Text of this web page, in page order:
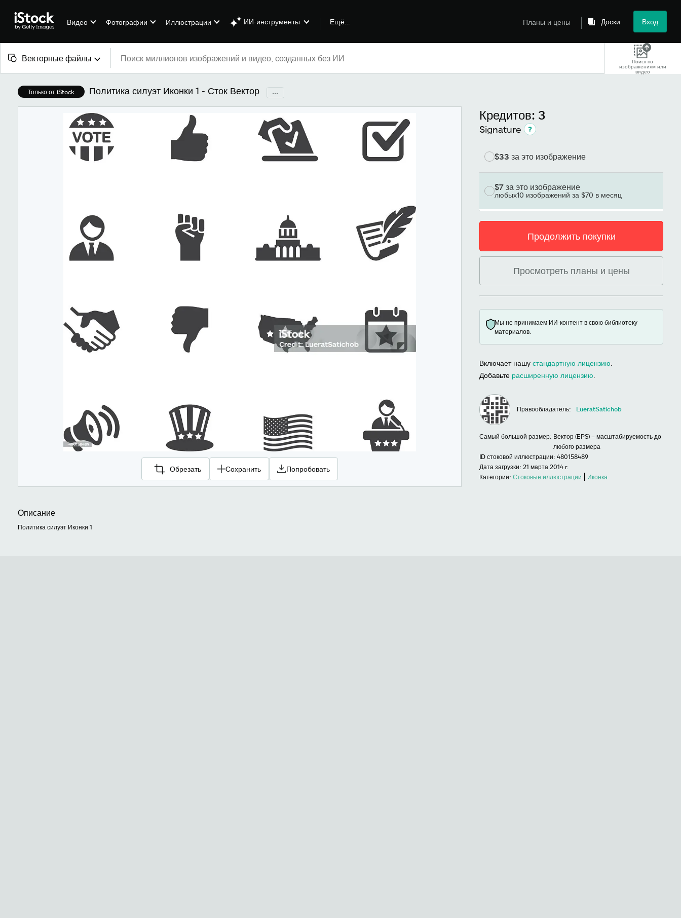
Видео Фотографии Иллюстрации ИИ-инструменты Ещё… Планы и цены Доски Вход
Векторные файлы
Все материалы
Изображения
Фотографии
Иллюстрации
Поиск по
изображениям или
видео
Только от iStock Политика силуэт Иконки 1 - Сток Вектор ...
Обрезать Сохранить Попробовать
Описание
Политика силуэт Иконки 1
Кредитов: 3
Signature
$33 за это изображение
$7 за это изображение
любых10 изображений за $70 в месяц
Продолжить покупки
Просмотреть планы и цены
Мы не принимаем ИИ-контент в свою библиотеку
материалов.
Включает нашу стандартную лицензию
Добавьте расширенную лицензию
Правообладатель: LueratSatichob
Самый большой размер: Вектор (EPS) – масштабируемость до
любого размера
ID стоковой иллюстрации: 480158489
Дата загрузки: 21 марта 2014 r.
Категории: Стоковые иллюстрации Иконка